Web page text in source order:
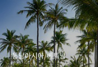
동남아시아/베트남